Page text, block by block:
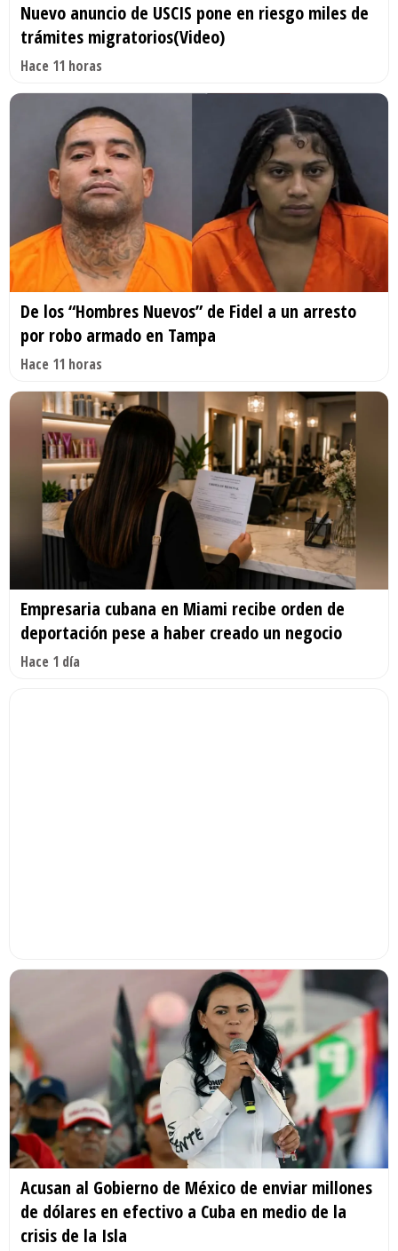
Nuevo anuncio de USCIS pone en riesgo miles de
trámites migratorios(Video)
Hace 11 horas
De los “Hombres Nuevos” de Fidel a un arresto
por robo armado en Tampa
Hace 11 horas
Empresaria cubana en Miami recibe orden de
deportación pese a haber creado un negocio
Hace 1 día
Acusan al Gobierno de México de enviar millones
de dólares en efectivo a Cuba en medio de la
crisis de la Isla